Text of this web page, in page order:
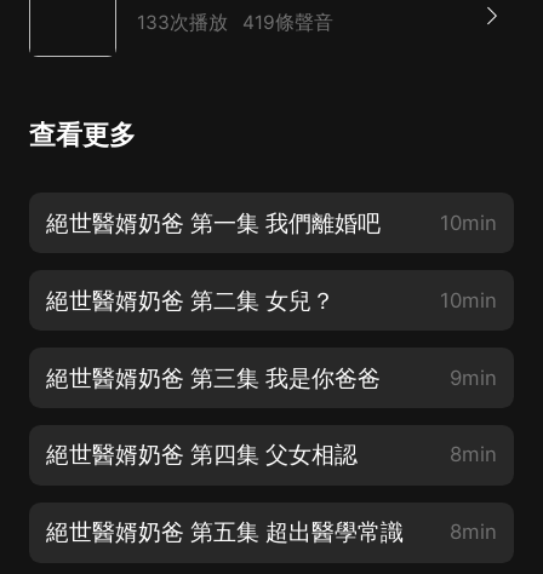
133次播放 419條聲音
查看更多
絕世醫婿奶爸 第一集 我們離婚吧 10min
絕世醫婿奶爸 第二集 女兒？ 10min
絕世醫婿奶爸 第三集 我是你爸爸 9min
絕世醫婿奶爸 第四集 父女相認 8min
絕世醫婿奶爸 第五集 超出醫學常識 8min